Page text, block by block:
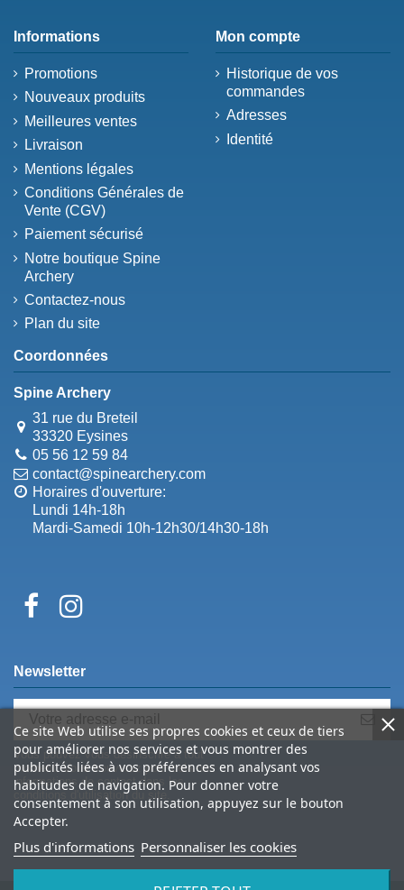
Informations
Promotions
Nouveaux produits
Meilleures ventes
Livraison
Mentions légales
Conditions Générales de
Vente (CGV)
Paiement sécurisé
Notre boutique Spine
Archery
Contactez-nous
Plan du site
Mon compte
Historique de vos
commandes
Adresses
Identité
Coordonnées
Spine Archery
31 rue du Breteil
33320 Eysines
05 56 12 59 84
contact@spinearchery.com
Horaires d'ouverture:
Lundi 14h-18h
Mardi-Samedi 10h-12h30/14h30-18h
Ce site Web utilise ses propres cookies et ceux de tiers
pour améliorer nos services et vous montrer des
publicités liées à vos préférences en analysant vos
habitudes de navigation. Pour donner votre
consentement à son utilisation, appuyez sur le bouton
Accepter.
Plus d'informations Personnaliser les cookies
Newsletter
Vous pouvez vous désinscrire à tout
moment. Vous trouverez pour cela nos
informations de contact dans les
conditions d'utilisation du site.